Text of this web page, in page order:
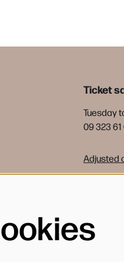
Ticket
Tuesday
09 323
Adjusted